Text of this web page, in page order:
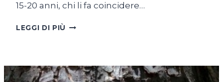
15-20 anni, chi li fa coincidere…
LEGGI DI PIÙ TÚ
UNA
QUESTIONE